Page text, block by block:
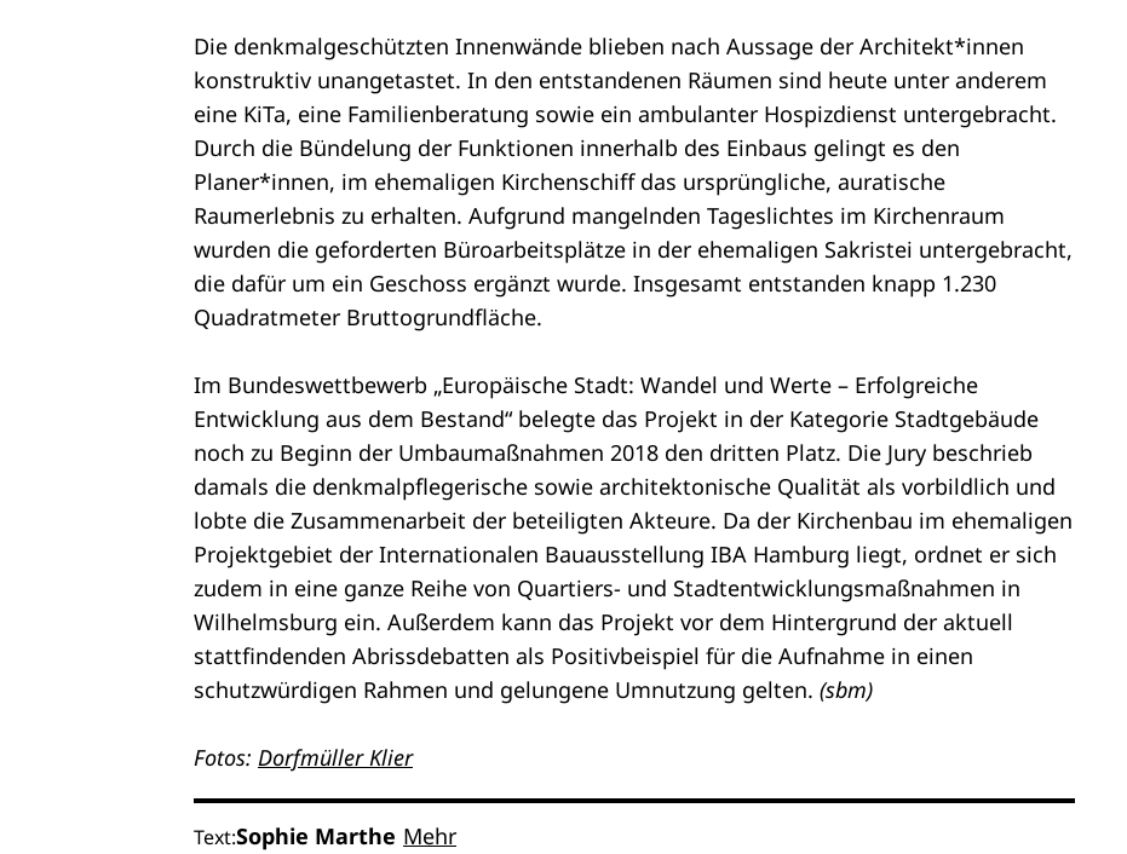
Die denkmalgeschützten Innenwände blieben nach Aussage der Architekt*innen
konstruktiv unangetastet. In den entstandenen Räumen sind heute unter anderem
eine KiTa, eine Familienberatung sowie ein ambulanter Hospizdienst untergebracht.
Durch die Bündelung der Funktionen innerhalb des Einbaus gelingt es den
Planer*innen, im ehemaligen Kirchenschiff das ursprüngliche, auratische
Raumerlebnis zu erhalten. Aufgrund mangelnden Tageslichtes im Kirchenraum
wurden die geforderten Büroarbeitsplätze in der ehemaligen Sakristei untergebracht,
die dafür um ein Geschoss ergänzt wurde. Insgesamt entstanden knapp 1.230
Quadratmeter Bruttogrundfläche.
Im Bundeswettbewerb „Europäische Stadt: Wandel und Werte – Erfolgreiche
Entwicklung aus dem Bestand“ belegte das Projekt in der Kategorie Stadtgebäude
noch zu Beginn der Umbaumaßnahmen 2018 den dritten Platz. Die Jury beschrieb
damals die denkmalpflegerische sowie architektonische Qualität als vorbildlich und
lobte die Zusammenarbeit der beteiligten Akteure. Da der Kirchenbau im ehemaligen
Projektgebiet der Internationalen Bauausstellung IBA Hamburg liegt, ordnet er sich
zudem in eine ganze Reihe von Quartiers- und Stadtentwicklungsmaßnahmen in
Wilhelmsburg ein. Außerdem kann das Projekt vor dem Hintergrund der aktuell
stattfindenden Abrissdebatten als Positivbeispiel für die Aufnahme in einen
schutzwürdigen Rahmen und gelungene Umnutzung gelten. (sbm)
Fotos: Dorfmüller Klier
Text:Sophie Marthe Mehr